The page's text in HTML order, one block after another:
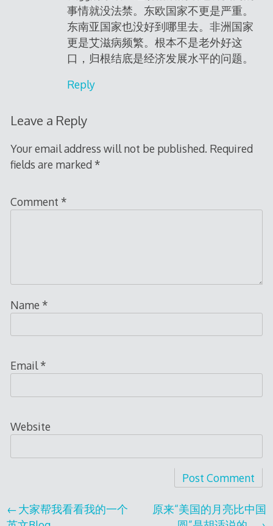
事情就没法禁。东欧国家不更是严重。
东南亚国家也没好到哪里去。非洲国家
更是艾滋病频繁。根本不是老外好这
口，归根结底是经济发展水平的问题。
Reply
Leave a Reply
Your email address will not be published. Required
fields are marked *
Comment *
Name *
Email*
Website
Post
大家帮我看看我的一个
原来“美国的月亮比中国